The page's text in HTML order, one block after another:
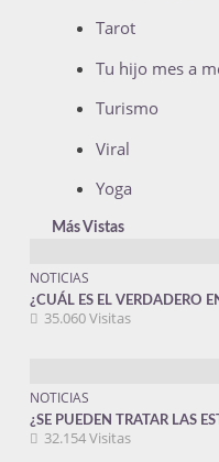
Tarot
Tu hijo mes a
Turismo
Viral
Yoga
Más Vistas
NOTICIAS
¿CUÁL ES EL VERDADERO
35.060 Visitas
NOTICIAS
¿SE PUEDEN TRATAR LAS
32.154 Visitas